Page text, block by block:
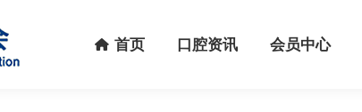
首页 口腔资讯 会员中心